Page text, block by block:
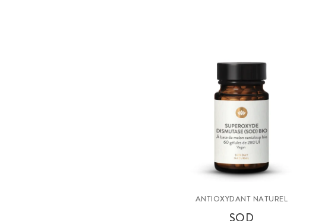
ANTIOXYDANT NATUREL
SOD